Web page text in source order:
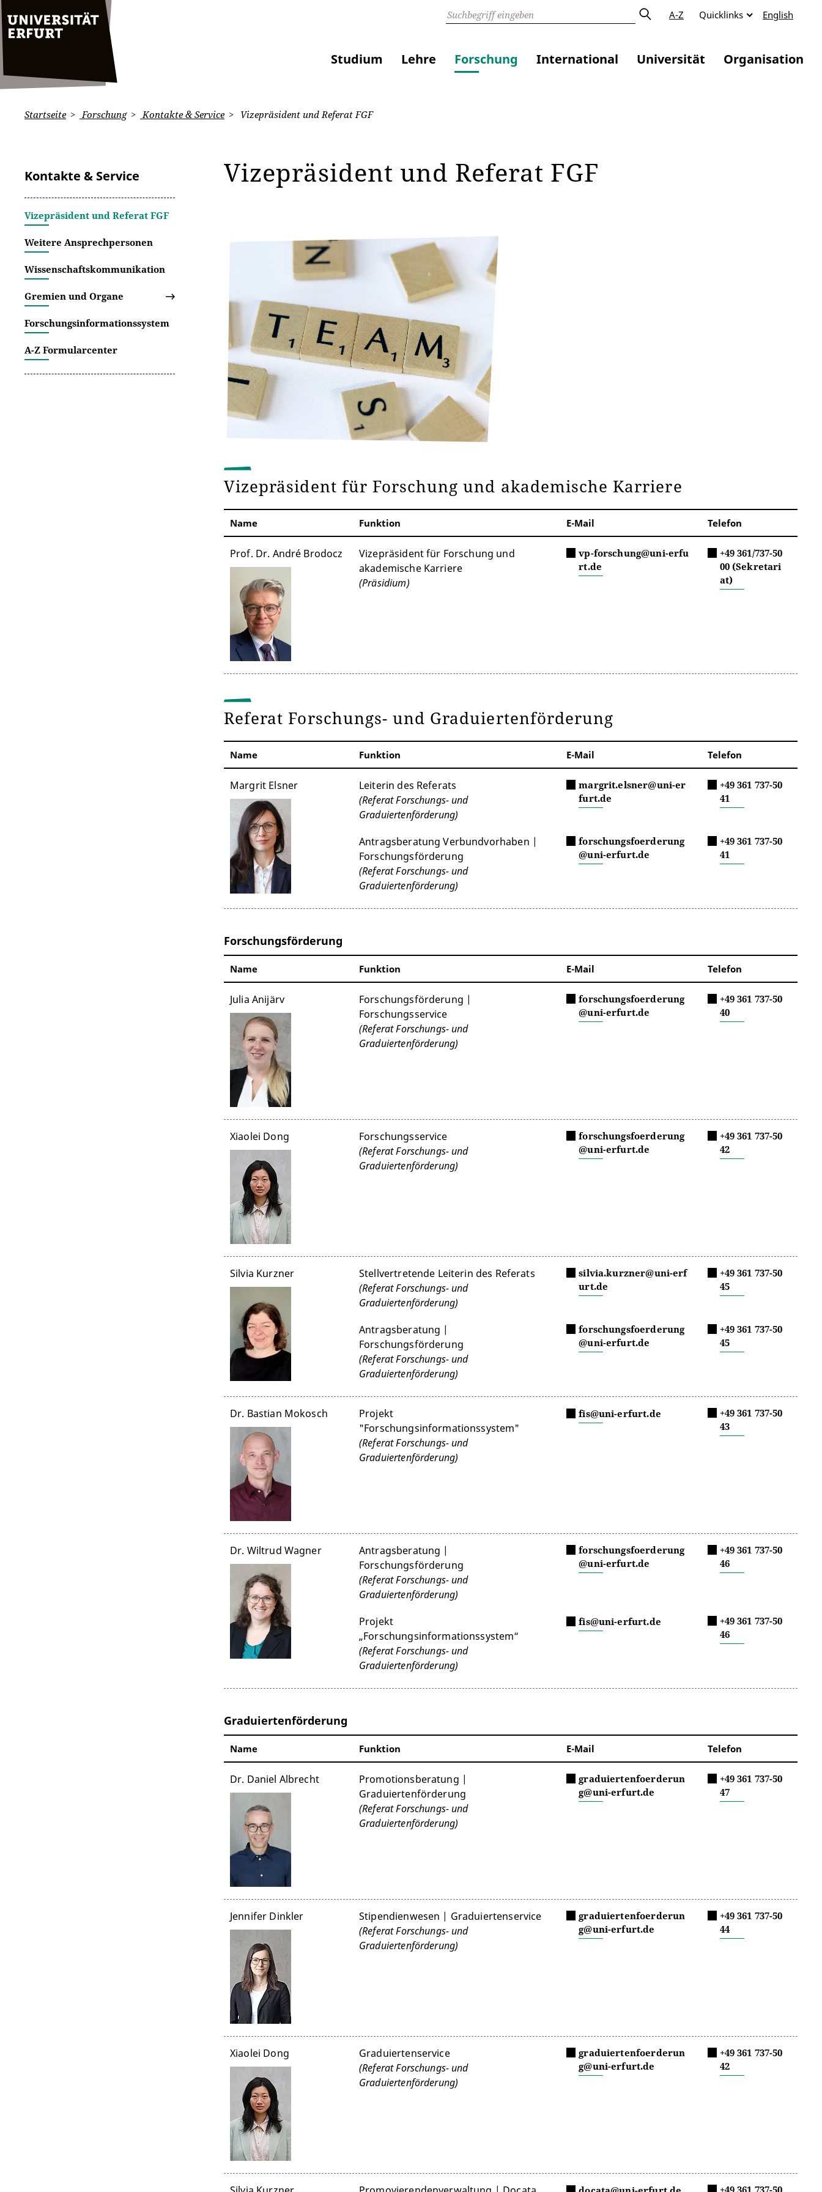
A-Z Quicklinks English
Studium Lehre Forschung International Universität Organisation
Startseite Forschung Kontakte & Service Vizepräsident und Referat FGF
Kontakte & Service
Vizepräsident und Referat FGF
Weitere Ansprechpersonen
Wissenschaftskommunikation
Gremien und Organe
Forschungsinformationssystem
A-Z Formularcenter
Vizepräsident und Referat FGF
Vizepräsident für Forschung und akademische Karriere
Name Funktion E-Mail Telefon
Prof. Dr. André Brodocz
Vizepräsident für Forschung und
akademische Karriere
(Präsidium)
vp-forschung@uni-erfu
rt.de
+49 361/737-50
00 (Sekretari
at)
Referat Forschungs- und Graduiertenförderung
Name Funktion E-Mail Telefon
Margrit Elsner
Leiterin des Referats
(Referat Forschungs- und
Graduiertenförderung)
margrit.elsner@uni-er
furt.de
+49 361 737-50
41
Antragsberatung Verbundvorhaben |
Forschungsförderung
(Referat Forschungs- und
Graduiertenförderung)
forschungsfoerderung
@uni-erfurt.de
+49 361 737-50
41
Forschungsförderung
Name Funktion E-Mail Telefon
Julia Anijärv
Forschungsförderung |
Forschungsservice
(Referat Forschungs- und
Graduiertenförderung)
forschungsfoerderung
@uni-erfurt.de
+49 361 737-50
40
Xiaolei Dong
Forschungsservice
(Referat Forschungs- und
Graduiertenförderung)
forschungsfoerderung
@uni-erfurt.de
+49 361 737-50
42
Silvia Kurzner
Stellvertretende Leiterin des Referats
(Referat Forschungs- und
Graduiertenförderung)
silvia.kurzner@uni-erf
urt.de
+49 361 737-50
45
Antragsberatung |
Forschungsförderung
(Referat Forschungs- und
Graduiertenförderung)
forschungsfoerderung
@uni-erfurt.de
+49 361 737-50
45
Dr. Bastian Mokosch
Projekt
"Forschungsinformationssystem"
(Referat Forschungs- und
Graduiertenförderung)
fis@uni-erfurt.de
+49 361 737-50
43
Dr. Wiltrud Wagner
Antragsberatung |
Forschungsförderung
(Referat Forschungs- und
Graduiertenförderung)
forschungsfoerderung
@uni-erfurt.de
+49 361 737-50
46
Projekt
„Forschungsinformationssystem“
(Referat Forschungs- und
Graduiertenförderung)
fis@uni-erfurt.de
+49 361 737-50
46
Graduiertenförderung
Name Funktion E-Mail Telefon
Dr. Daniel Albrecht
Promotionsberatung |
Graduiertenförderung
(Referat Forschungs- und
Graduiertenförderung)
graduiertenfoerderun
g@uni-erfurt.de
+49 361 737-50
47
Jennifer Dinkler
Stipendienwesen | Graduiertenservice
(Referat Forschungs- und
Graduiertenförderung)
graduiertenfoerderun
g@uni-erfurt.de
+49 361 737-50
44
Xiaolei Dong
Graduiertenservice
(Referat Forschungs- und
Graduiertenförderung)
graduiertenfoerderun
g@uni-erfurt.de
+49 361 737-50
42
+49 361 737-50